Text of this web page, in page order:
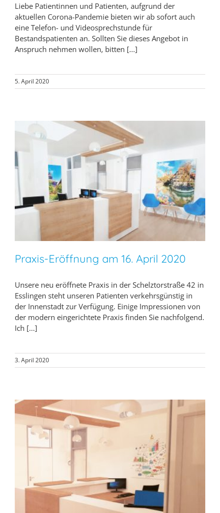
Liebe Patientinnen und Patienten, aufgrund der
aktuellen Corona-Pandemie bieten wir ab sofort auch
eine Telefon- und Videosprechstunde für
Bestandspatienten an. Sollten Sie dieses Angebot in
Anspruch nehmen wollen, bitten [...]
5. April 2020
Praxis-Eröffnung am 16. April 2020
Unsere neu eröffnete Praxis in der Schelztorstraße 42 in
Esslingen steht unseren Patienten verkehrsgünstig in
der Innenstadt zur Verfügung. Einige Impressionen von
der modern eingerichtete Praxis finden Sie nachfolgend.
Ich [...]
3. April 2020